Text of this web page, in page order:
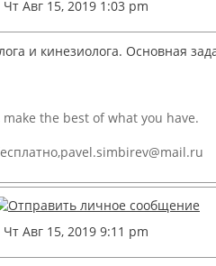
Авг 15, 2019 1:03 pm
и кинезиолога. Основная
the best of what you have.
Авг 15, 2019 9:11 pm